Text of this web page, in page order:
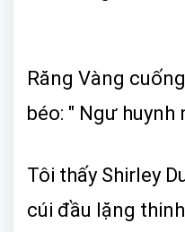
Răng Vàng
béo: " Ngư huynh
Tôi thấy Shirley
cúi đầu lặng